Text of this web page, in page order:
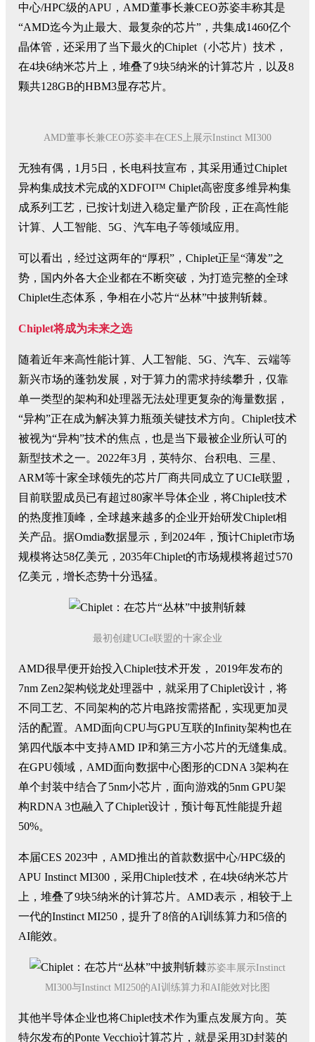
中心/HPC级的APU，AMD董事长兼CEO苏姿丰称其是
“AMD迄今为止最大、最复杂的芯片”，共集成1460亿个
晶体管，还采用了当下最火的Chiplet（小芯片）技术，
在4块6纳米芯片上，堆叠了9块5纳米的计算芯片，以及8
颗共128GB的HBM3显存芯片。
AMD董事长兼CEO苏姿丰在CES上展示Instinct MI300
无独有偶，1月5日，长电科技宣布，其采用通过Chiplet
异构集成技术完成的XDFOI™ Chiplet高密度多维异构集
成系列工艺，已按计划进入稳定量产阶段，正在高性能
计算、人工智能、5G、汽车电子等领域应用。
可以看出，经过这两年的“厚积”，Chiplet正呈“薄发”之
势，国内外各大企业都在不断突破，为打造完整的全球
Chiplet生态体系，争相在小芯片“丛林”中披荆斩棘。
Chiplet将成为未来之选
随着近年来高性能计算、人工智能、5G、汽车、云端等
新兴市场的蓬勃发展，对于算力的需求持续攀升，仅靠
单一类型的架构和处理器无法处理更复杂的海量数据，
“异构”正在成为解决算力瓶颈关键技术方向。Chiplet技术
被视为“异构”技术的焦点，也是当下最被企业所认可的
新型技术之一。2022年3月，英特尔、台积电、三星、
ARM等十家全球领先的芯片厂商共同成立了UCIe联盟，
目前联盟成员已有超过80家半导体企业，将Chiplet技术
的热度推顶峰，全球越来越多的企业开始研发Chiplet相
关产品。据Omdia数据显示，到2024年，预计Chiplet市场
规模将达58亿美元，2035年Chiplet的市场规模将超过570
亿美元，增长态势十分迅猛。
最初创建UCIe联盟的十家企业
AMD很早便开始投入Chiplet技术开发， 2019年发布的
7nm Zen2架构锐龙处理器中，就采用了Chiplet设计，将
不同工艺、不同架构的芯片电路按需搭配，实现更加灵
活的配置。AMD面向CPU与GPU互联的Infinity架构也在
第四代版本中支持AMD IP和第三方小芯片的无缝集成。
在GPU领域，AMD面向数据中心图形的CDNA 3架构在
单个封装中结合了5nm小芯片，面向游戏的5nm GPU架
构RDNA 3也融入了Chiplet设计，预计每瓦性能提升超
50%。
本届CES 2023中，AMD推出的首款数据中心/HPC级的
APU Instinct MI300，采用Chiplet技术，在4块6纳米芯片
上，堆叠了9块5纳米的计算芯片。AMD表示，相较于上
一代的Instinct MI250，提升了8倍的AI训练算力和5倍的
AI能效。
苏姿丰展示Instinct
MI300与Instinct MI250的AI训练算力和AI能效对比图
其他半导体企业也将Chiplet技术作为重点发展方向。英
特尔发布的Ponte Vecchio计算芯片，就是采用3D封装的